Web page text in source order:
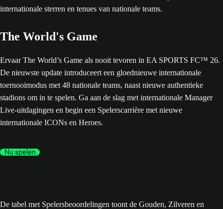
The World's Game
Ervaar The World’s Game als nooit tevoren in EA SPORTS FC™ 26.
De nieuwste update introduceert een gloednieuwe internationale
toernooimodus met 48 nationale teams, naast nieuwe authentieke
stadions om in te spelen. Ga aan de slag met internationale Manager
Live-uitdagingen en begin een Spelerscarrière met nieuwe
internationale ICONs en Heroes.
Nu spelen
De tabel met Spelersbeoordelingen toont de Gouden, Zilveren en